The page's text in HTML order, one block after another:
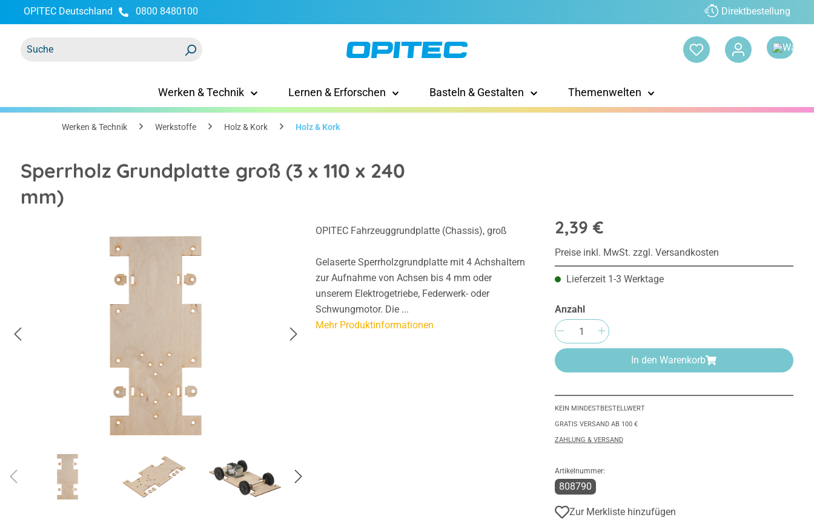
Zur Hauptnavigation springen
OPITEC Deutschland 0800 8480100 Direktbestellung
Werken & Technik Lernen & Erforschen Basteln & Gestalten Themenwelten
Werken & Technik Werkstoffe Holz & Kork Holz & Kork
Sperrholz Grundplatte groß (3 x 110 x 240
mm)
Bildergalerie überspringen OPITEC Fahrzeuggrundplatte (Chassis), groß
Gelaserte Sperrholzgrundplatte mit 4 Achshaltern
zur Aufnahme von Achsen bis 4 mm oder
unserem Elektrogetriebe, Federwerk- oder
Schwungmotor. Die ...
Mehr Produktinformationen
2,39 €
Preise inkl. MwSt. zzgl. Versandkosten
Lieferzeit 1-3 Werktage
Anzahl
Produkt Anzahl: Gib den gewünschten
In den Warenkorb
KEIN MINDESTBESTELLWERT
GRATIS VERSAND AB 100 €
ZAHLUNG & VERSAND
Artikelnummer:
808790
Zur Merkliste hinzufügen